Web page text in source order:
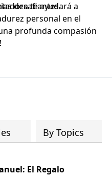
desafiantes.
te ayudará a
personal en el
profunda compasión
By Topics
El Regalo